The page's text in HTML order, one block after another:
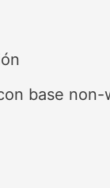
base non-